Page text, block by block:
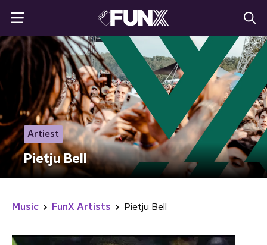
Artiest
Pietju Bell
Music FunX Artists Pietju Bell